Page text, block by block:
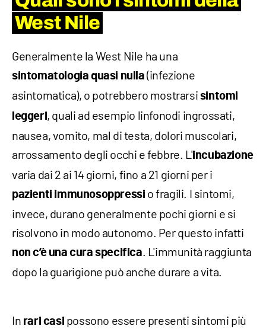
West Nile
Generalmente la West Nile ha una
sintomatologia quasi nulla (infezione
asintomatica), o potrebbero mostrarsi sintomi
leggeri, quali ad esempio linfonodi ingrossati,
nausea, vomito, mal di testa, dolori muscolari,
arrossamento degli occhi e febbre. L'incubazione
varia dai 2 ai 14 giorni, fino a 21 giorni per i
pazienti immunosoppressi o fragili. I sintomi,
invece, durano generalmente pochi giorni e si
risolvono in modo autonomo. Per questo infatti
non c’è una cura specifica. L'immunità raggiunta
dopo la guarigione può anche durare a vita.
In rari casi possono essere presenti sintomi più